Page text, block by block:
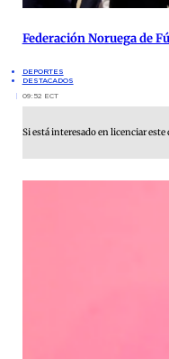
Federación Noruega de
DEPORTES
DESTACADOS
09:52 ECT
Si está interesado en licenciar